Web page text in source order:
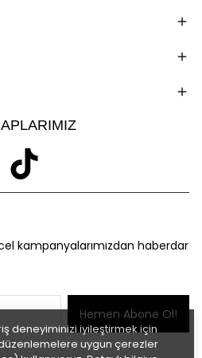
deneyiminizi iyileştirmek için
uygun çerezler
kampanyalarımızdan haberdar
Hemen Abone Ol!